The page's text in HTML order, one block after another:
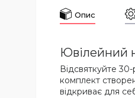
Опис
Ювілейний
Відсвяткуйте
комплект
відкриває для